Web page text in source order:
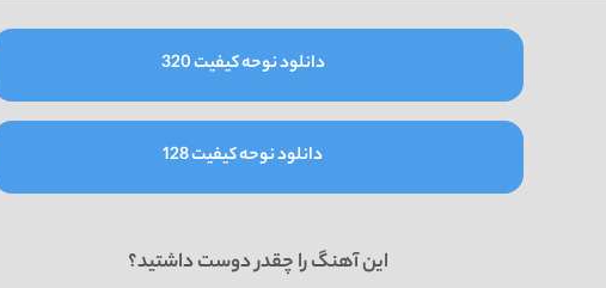
دانلود نوحه کیفیت 320
دانلود نوحه کیفیت 128
این آهنگ را چقدر دوست داشتید؟